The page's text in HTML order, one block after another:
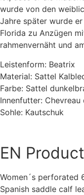
wurde von den
Jahre später wurde
Florida zu Anzügen
rahmenvernäht und
Leistenform: Beatrix
Material: Sattel
Farbe: Sattel
Innenfutter:
Sohle: Kautschuk
EN
Women´s perforated
Spanish saddle calf